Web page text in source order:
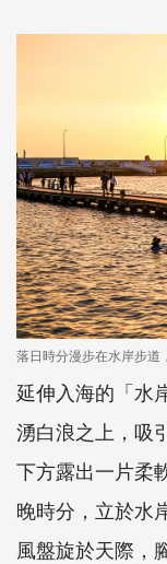
落日時分漫步在水岸步道
延伸入海的「水
湧白浪之上，吸
下方露出一片柔
晚時分，立於水
風盤旋於天際，